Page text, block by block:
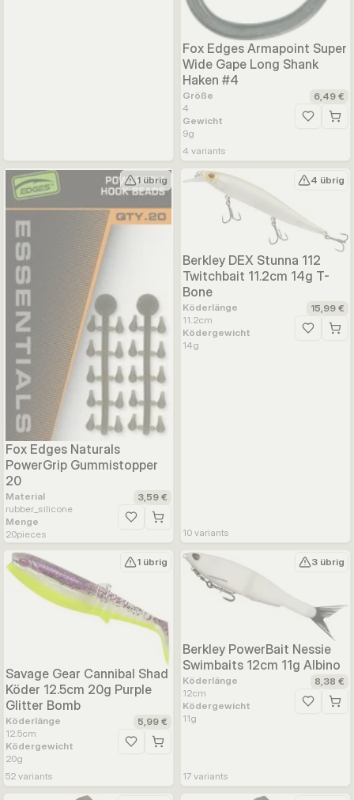
Fox Edges Armapoint Super
Wide Gape Long Shank
Haken #4
Größe
4
Gewicht
9g
6,49 €
Zur
4 variants
1 übrig
Fox Edges Naturals
PowerGrip Gummistopper
20
Material
rubber_silicone
Menge
20pieces
3,59 €
Zur Wunschliste hinzufügen
4 übrig
Berkley DEX Stunna 112
Twitchbait 11.2cm 14g T-
Bone
Köderlänge
11.2cm
Ködergewicht
14g
15,99 €
Zur
10 variants
1 übrig
Savage Gear Cannibal Shad
Köder 12.5cm 20g Purple
Glitter Bomb
Köderlänge
12.5cm
Ködergewicht
20g
5,99 €
Zur Wunschliste hinzufügen
52 variants
3 übrig
Berkley PowerBait Nessie
Swimbaits 12cm 11g Albino
Köderlänge
12cm
Ködergewicht
11g
8,38 €
Zur
17 variants